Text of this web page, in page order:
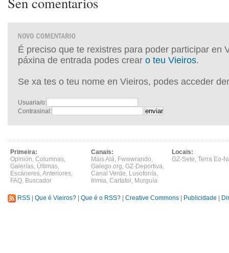
É preciso que te rexistres para poder participar en
páxina de entrada podes crear o teu Vieiros.
Se xa tes o teu nome en Vieiros, podes acceder
Usuaria/o:
Contrasinal:
Primeira:
Opinión, Columnas,
Galerías, Últimas,
Escáneres,Anteriores,
FAQ, Buscador
Canais:
Máis Alá, Fwwwrando,
Galego.org, GZ-Deportiva,
Canal Verde, Lusofonía,
Irimia, Cartafol , Murguía
Locais:
GZ-Sete, Terra Eo-
RSS Que é Vieiros? Que é o RSS? Creative Commons Publicidade